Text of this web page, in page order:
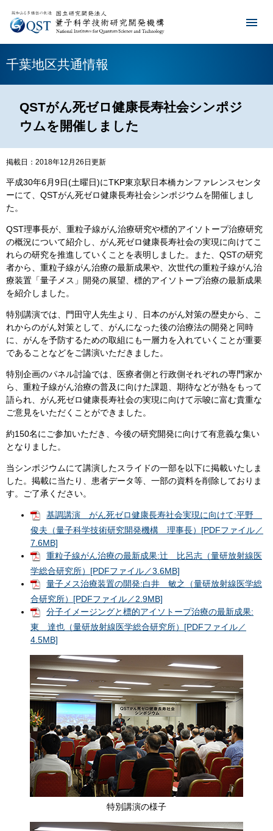
千葉地区共通情報
QSTがん死ゼロ健康長寿社会シンポジ
ウムを開催しました
掲載日：2018年12月26日更新
平成30年6月9日(土曜日)にTKP東京駅日本橋カンファレンスセンタ
ーにて、QSTがん死ゼロ健康長寿社会シンポジウムを開催しまし
た。
QST理事長が、重粒子線がん治療研究や標的アイソトープ治療研究
の概況について紹介し、がん死ゼロ健康長寿社会の実現に向けてこ
れらの研究を推進していくことを表明しました。また、QSTの研究
者から、重粒子線がん治療の最新成果や、次世代の重粒子線がん治
療装置「量子メス」開発の展望、標的アイソトープ治療の最新成果
を紹介しました。
特別講演では、門田守人先生より、日本のがん対策の歴史から、こ
れからのがん対策として、がんになった後の治療法の開発と同時
に、がんを予防するための取組にも一層力を入れていくことが重要
であることなどをご講演いただきました。
特別企画のパネル討論では、医療者側と行政側それぞれの専門家か
ら、重粒子線がん治療の普及に向けた課題、期待などが熱をもって
語られ、がん死ゼロ健康長寿社会の実現に向けて示唆に富む貴重な
ご意見をいただくことができました。
約150名にご参加いただき、今後の研究開発に向けて有意義な集い
となりました。
当シンポジウムにて講演したスライドの一部を以下に掲載いたしま
した。掲載に当たり、患者データ等、一部の資料を削除しておりま
す。ご了承ください。
基調講演 がん死ゼロ健康長寿社会実現に向けて:平野
俊夫（量子科学技術研究開発機構 理事長）[PDFファイル／
7.6MB]
重粒子線がん治療の最新成果:辻 比呂志（量研放射線医
学総合研究所）[PDFファイル／3.6MB]
量子メス治療装置の開発:白井 敏之（量研放射線医学総
合研究所）[PDFファイル／2.9MB]
分子イメージングと標的アイソトープ治療の最新成果:
東 達也（量研放射線医学総合研究所）[PDFファイル／
4.5MB]
特別講演の様子